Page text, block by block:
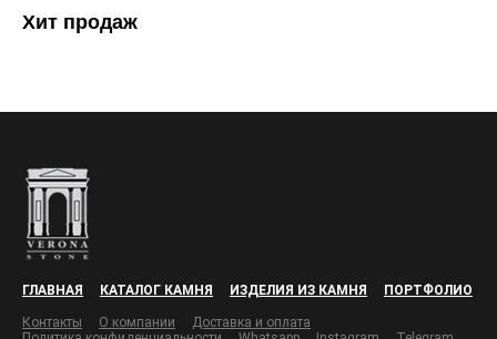
Хит продаж
ГЛАВНАЯ КАТАЛОГ КАМНЯ ИЗДЕЛИЯ ИЗ КАМНЯ ПОРТФОЛИО
Контакты О компании
Доставка и оплата